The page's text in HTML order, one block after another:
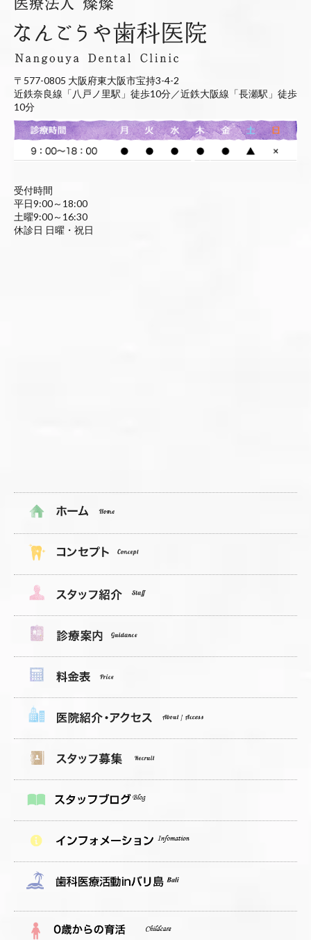
〒577-0805 大阪府東大阪市宝持3-4-2
近鉄奈良線「八戸ノ里駅」徒歩10分／近鉄大阪線「長瀬駅」徒歩
10分
受付時間
平日9:00～18:00
土曜9:00～16:30
休診日 日曜・祝日